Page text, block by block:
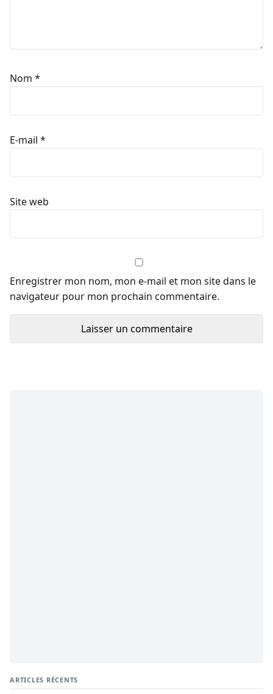
Nom *
E-mail *
Site web
Enregistrer mon nom, mon e-mail et mon site dans le
navigateur pour mon prochain commentaire.
ARTICLES RÉCENTS